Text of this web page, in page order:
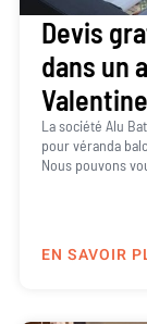
Devis
dans un
Valentine
La société Alu
pour véranda
Nous pouvons
EN SAVOIR